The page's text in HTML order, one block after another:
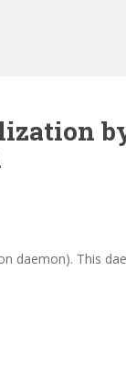
daemon). This